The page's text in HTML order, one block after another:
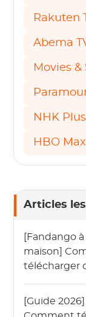
Rakuten
Abema
Movies &
NHK Plus
HBO Max
Articles
[Fandango à
maison]
télécharger
2026 ?
[Guide 2026]